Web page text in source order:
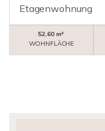
Etagenwohnung
52,60 m²
WOHNFLÄCHE